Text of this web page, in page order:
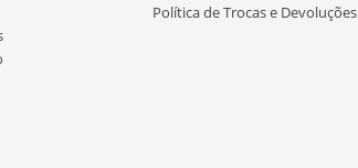
Política de Trocas e Devoluções